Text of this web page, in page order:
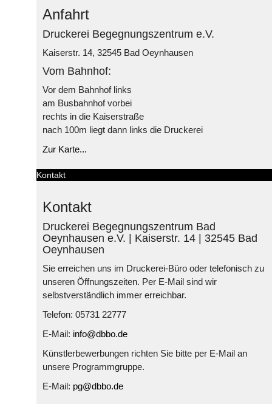
Anfahrt
Druckerei Begegnungszentrum e.V.
Kaiserstr. 14, 32545 Bad Oeynhausen
Vom Bahnhof:
Vor dem Bahnhof links
am Busbahnhof vorbei
rechts in die Kaiserstraße
nach 100m liegt dann links die Druckerei
Zur Karte...
Kontakt
Kontakt
Druckerei Begegnungszentrum Bad
Oeynhausen e.V. | Kaiserstr. 14 | 32545 Bad
Oeynhausen
Sie erreichen uns im Druckerei-Büro oder telefonisch zu
unseren Öffnungszeiten. Per E-Mail sind wir
selbstverständlich immer erreichbar.
Telefon: 05731 22777
E-Mail: info@dbbo.de
Künstlerbewerbungen richten Sie bitte per E-Mail an
unsere Programmgruppe.
E-Mail: pg@dbbo.de